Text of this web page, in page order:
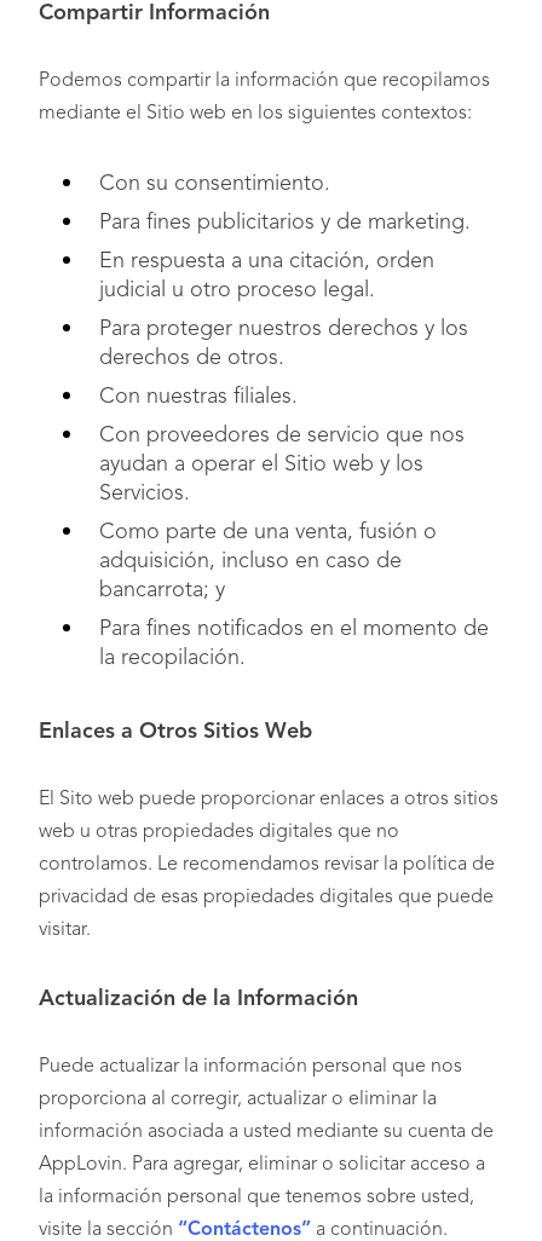
Compartir Información
Podemos compartir la información que recopilamos
mediante el Sitio web en los siguientes contextos:
Con su consentimiento.
Para fines publicitarios y de marketing.
En respuesta a una citación, orden
judicial u otro proceso legal.
Para proteger nuestros derechos y los
derechos de otros.
Con nuestras filiales.
Con proveedores de servicio que nos
ayudan a operar el Sitio web y los
Servicios.
Como parte de una venta, fusión o
adquisición, incluso en caso de
bancarrota; y
Para fines notificados en el momento de
la recopilación.
Enlaces a Otros Sitios Web
El Sito web puede proporcionar enlaces a otros sitios
web u otras propiedades digitales que no
controlamos. Le recomendamos revisar la política de
privacidad de esas propiedades digitales que puede
visitar.
Actualización de la Información
Puede actualizar la información personal que nos
proporciona al corregir, actualizar o eliminar la
información asociada a usted mediante su cuenta de
AppLovin. Para agregar, eliminar o solicitar acceso a
la información personal que tenemos sobre usted,
visite la sección “Contáctenos” a continuación.